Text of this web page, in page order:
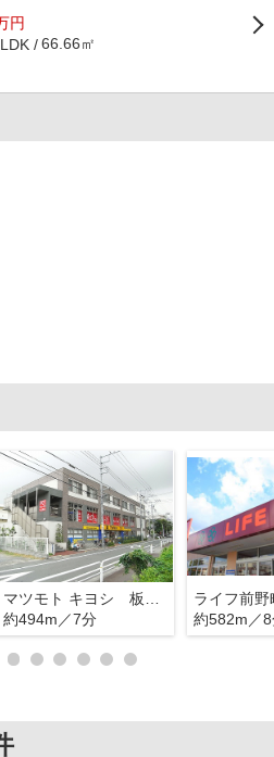
円
66.66㎡
約494m／7分
ライフ前野
約582m／